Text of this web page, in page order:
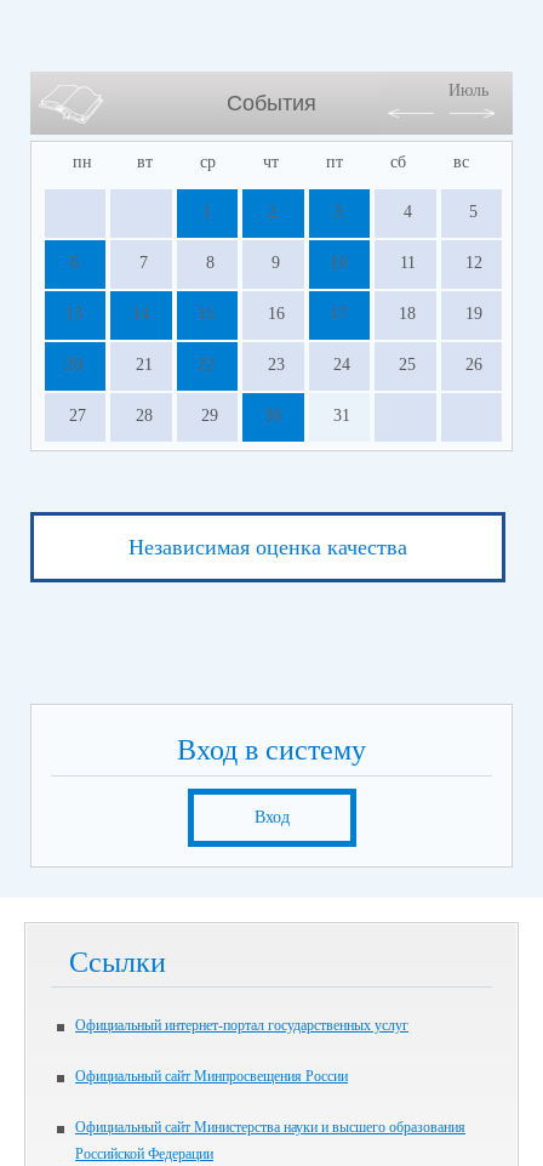
События
Июль
пн вт ср чт пт сб вс
1 2 3 4 5
6 7 8 9 10 11 12
13 14 15 16 17 18 19
20 21 22 23 24 25 26
27 28 29 30 31
Независимая оценка качества
Вход в систему
Вход
Ссылки
Официальный интернет-портал государственных услуг
Официальный сайт Минпросвещения России
Официальный сайт Министерства науки и высшего образования
Российской Федерации